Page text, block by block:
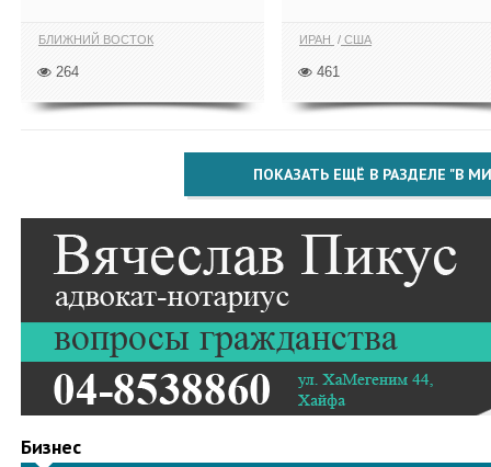
БЛИЖНИЙ ВОСТОК
264
ИРАН США
461
ПОКАЗАТЬ ЕЩЁ В РАЗДЕЛЕ "В
Бизнес